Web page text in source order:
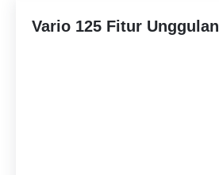
Vario 125 Fitur Unggulan